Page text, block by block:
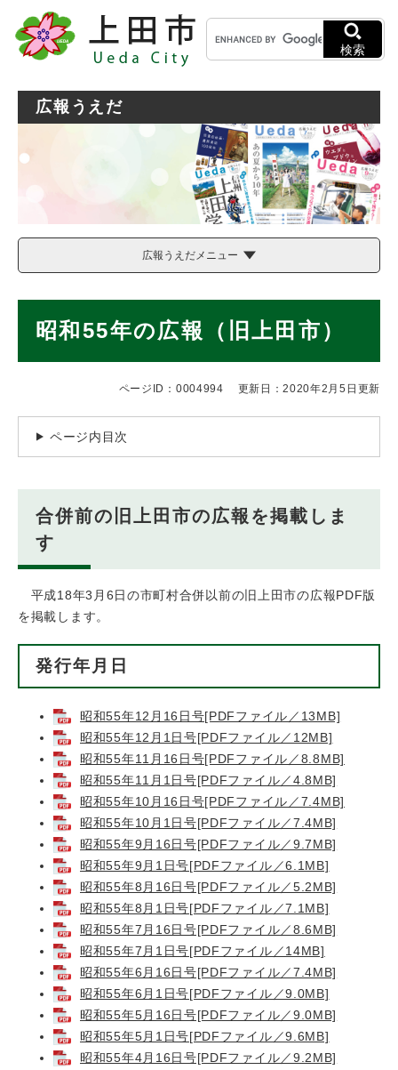
メニューを飛ばして本文へ
キ
ー
ワ
索
検索
広報うえだ
広報うえだメニュー
昭和55年の広報（旧上田市）
ページID：0004994 更新日：2020年2月5日更新
ページ内目次
合併前の旧上田市の広報を掲載しま
す
平成18年3月6日の市町村合併以前の旧上田市の広報PDF版
を掲載します。
発行年月日
昭和55年12月16日号[PDFファイル／13MB]
昭和55年12月1日号[PDFファイル／12MB]
昭和55年11月16日号[PDFファイル／8.8MB]
昭和55年11月1日号[PDFファイル／4.8MB]
昭和55年10月16日号[PDFファイル／7.4MB]
昭和55年10月1日号[PDFファイル／7.4MB]
昭和55年9月16日号[PDFファイル／9.7MB]
昭和55年9月1日号[PDFファイル／6.1MB]
昭和55年8月16日号[PDFファイル／5.2MB]
昭和55年8月1日号[PDFファイル／7.1MB]
昭和55年7月16日号[PDFファイル／8.6MB]
昭和55年7月1日号[PDFファイル／14MB]
昭和55年6月16日号[PDFファイル／7.4MB]
昭和55年6月1日号[PDFファイル／9.0MB]
昭和55年5月16日号[PDFファイル／9.0MB]
昭和55年5月1日号[PDFファイル／9.6MB]
昭和55年4月16日号[PDFファイル／9.2MB]